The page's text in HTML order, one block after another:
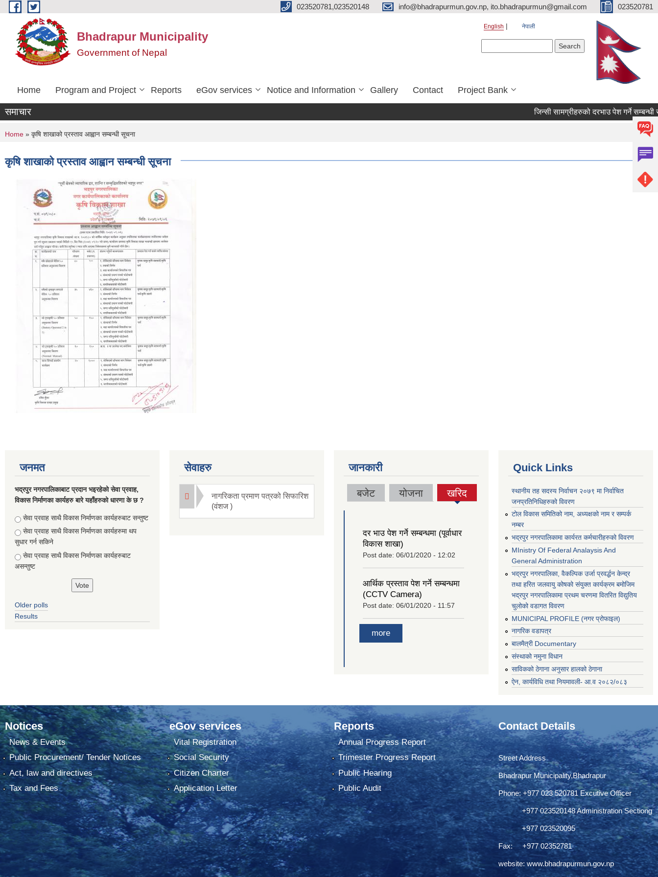
Skip to main content 023520781,023520148 info@bhadrapurmun.gov.np, ito.bhadrapurmun@gmail.com 023520781
Bhadrapur Municipality
Government of Nepal
English नेपाली
Home Program and Project Reports eGov services Notice and Information Gallery Contact Project Bank
समाचार जिन्सी सामग्रीहरुको दरभाउ पेश गर्ने सम्बन्धी सूचना
You are here
Home » कृषि शाखाको प्रस्ताव आह्वान सम्बन्धी सूचना
कृषि शाखाको प्रस्ताव आह्वान सम्बन्धी सूचना
जनमत
भद्रपुर नगरपालिकाबाट प्रदान भइरहेको सेवा प्रवाह,
विकास निर्माणका कार्यहरु बारे यहाँहरुको धारणा के छ ?
Choices
सेवा प्रवाह साथै विकास निर्माणका कार्यहरुबाट सन्तुष्ट
सेवा प्रवाह साथै विकास निर्माणका कार्यहरुमा थप
सुधार गर्न सकिने
सेवा प्रवाह साथै विकास निर्माणका कार्यहरुबाट
असन्तुष्ट
Older polls
Results
सेवाहरु
नागरिकता प्रमाण पत्रको सिफारिश
(वंशज )
जानकारी
बजेट योजना खरिद
(active
दर भाउ पेश गर्ने सम्बन्धमा (पूर्वाधार
विकास शाखा)
Post date: 06/01/2020 - 12:02
आर्थिक प्रस्ताव पेश गर्ने सम्बन्धमा
(CCTV Camera)
Post date: 06/01/2020 - 11:57
more
Quick Links
स्थानीय तह सदस्य निर्वाचन २०७९ मा निर्वाचित
जनप्रतिनिधिहरुको विवरण
टोल विकास समितिको नाम, अध्यक्षको नाम र सम्पर्क
नम्बर
भद्रपुर नगरपालिकामा कार्यरत कर्मचारीहरुको विवरण
MInistry Of Federal Analaysis And
General Administration
भद्रपुर नगरपालिका, वैकल्पिक उर्जा प्रवर्द्धन केन्द्र
तथा हरित जलवायु कोषको संयुक्त कार्यक्रम बमोजिम
भद्रपुर नगरपालिकामा प्रथम चरणमा वितरित विद्युतिय
चुलोको वडागत विवरण
MUNICIPAL PROFILE (नगर प्रोफाइल)
नागरिक वडापत्र
बालमैत्री Documentary
संस्थाको नमुना विधान
साविकको ठेगाना अनुसार हालको ठेगाना
ऐन, कार्यविधि तथा नियमावली- आ.व २०८२/०८३
Notices
News & Events
Public Procurement/ Tender Notices
Act, law and directives
Tax and Fees
eGov services
Vital Registration
Social Security
Citizen Charter
Application Letter
Reports
Annual Progress Report
Trimester Progress Report
Public Hearing
Public Audit
Contact Details
Street Address
Bhadrapur Municipality,Bhadrapur
Phone: ‌+977 023 520781 Excutive Officer
+977 023520148 Administration Sectiong
+977 023520095
Fax: +977 02352781
website: www.bhadrapurmun.gov.np